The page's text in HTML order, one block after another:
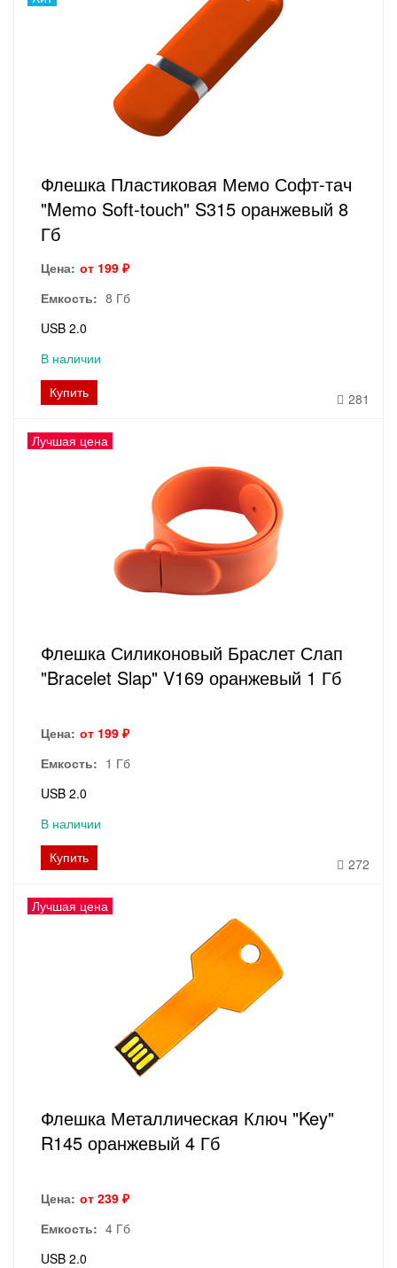
Флешка Пластиковая Мемо Софт-тач
"Memo Soft-touch" S315 оранжевый 8
Гб
Цена: от 199 ₽
Емкость: 8 Гб
USB 2.0
В наличии
Купить
281
Лучшая цена
Флешка Силиконовый Браслет Слап
"Bracelet Slap" V169 оранжевый 1 Гб
Цена: от 199 ₽
Емкость: 1 Гб
USB 2.0
В наличии
Купить
272
Лучшая цена
Флешка Металлическая Ключ "Key"
R145 оранжевый 4 Гб
Цена: от 239 ₽
Емкость: 4 Гб
USB 2.0